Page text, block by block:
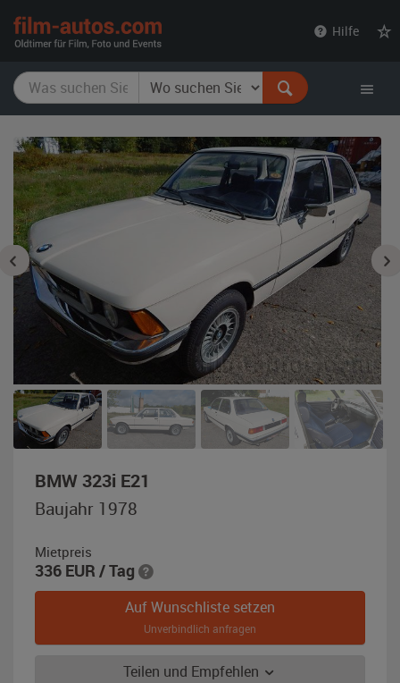
Hilfe
BMW 323i E21
Baujahr 1978
Mietpreis
336 EUR / Tag
Auf Wunschliste setzen
Unverbindlich anfragen
Teilen und Empfehlen